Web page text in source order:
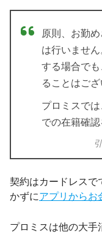
原則、お勤
は行いませ
する場合で
ることはご
プロミスで
での在籍確認
契約はカードレスで
かずにアプリからお
プロミスは他の大手